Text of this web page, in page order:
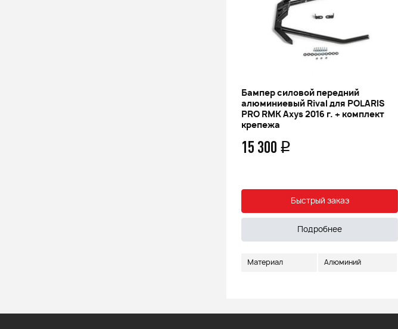
Бампер силовой передний
алюминиевый Rival для POLARIS
PRO RMK Axys 2016 г. + комплект
крепежа
15 300 q
Быстрый заказ
Подробнее
Материал Алюминий